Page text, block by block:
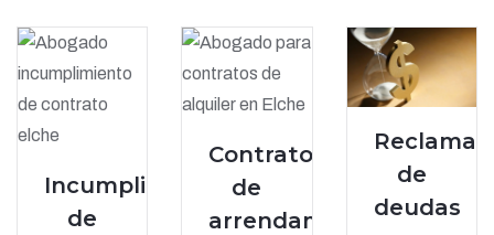
Incumplimiento
de
Contratos
de
arrendamiento
de
deudas